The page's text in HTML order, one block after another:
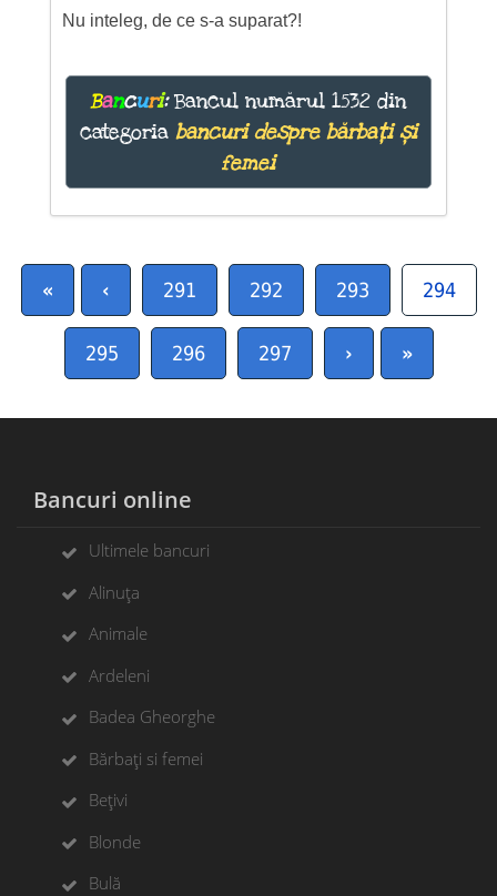
Nu inteleg, de ce s-a suparat?!
Bancuri:Bancul numărul 1532 din
categoria bancuri despre bărbați și
femei
« ‹ 291 292 293 294
295 296 297 › »
Bancuri online
Ultimele bancuri
Alinuța
Animale
Ardeleni
Badea Gheorghe
Bărbați si femei
Bețivi
Blonde
Bulă